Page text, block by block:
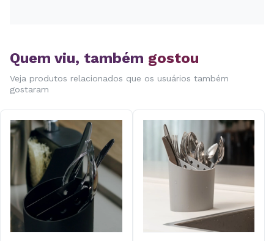
Quem viu, também gostou
Veja produtos relacionados que os usuários também
gostaram